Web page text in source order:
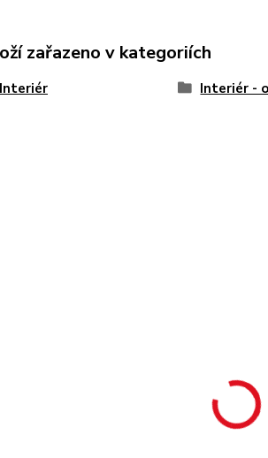
zařazeno v kategoriích
Interiér Interiér -